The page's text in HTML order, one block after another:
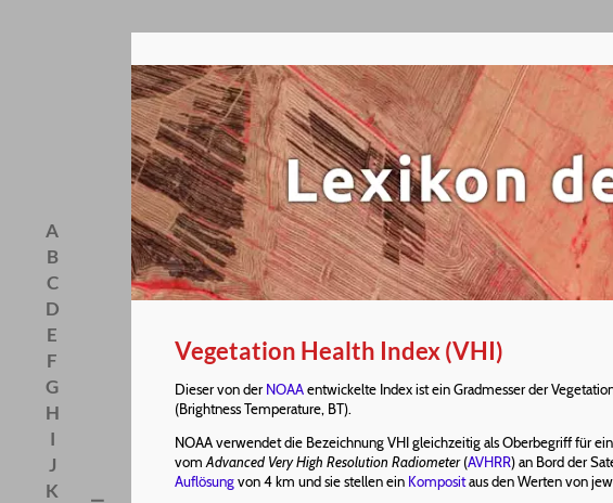
A
B
C
D
E
F
G
H
I
J
K
Vegetation Health Index (VHI)
Dieser von derNOAAentwickelte Index ist ein Gradmesser der
(Brightness Temperature, BT).
NOAA verwendet die Bezeichnung VHI gleichzeitig als Oberbegriff für
vomAdvanced Very High Resolution Radiometer(AVHRR) an Bord der
Auflösungvon 4 km und sie stellen ein Kompositaus den Werten von